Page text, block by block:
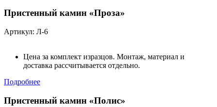
Пристенный камин «Проза»
Артикул: Л-6
Цена за комплект изразцов. Монтаж, материал и
доставка рассчитывается отдельно.
Подробнее
Пристенный камин «Полис»